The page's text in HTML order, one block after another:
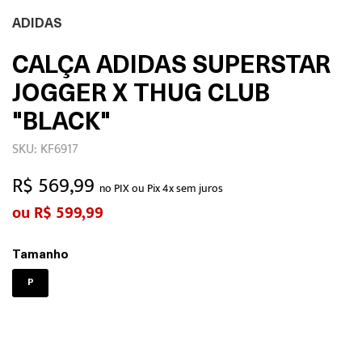
ADIDAS
CALÇA ADIDAS SUPERSTAR
JOGGER X THUG CLUB
"BLACK"
SKU: KF6917
R$ 569,99 no PIX ou Pix 4x sem juros
R$ 599,99
Tamanho
P